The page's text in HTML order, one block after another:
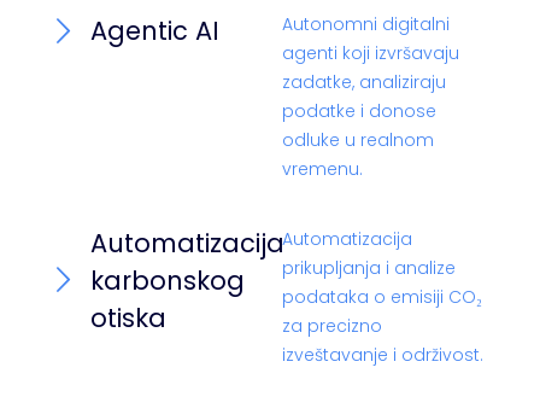
Agentic AI
Autonomni digitalni
agenti koji izvršavaju
zadatke, analiziraju
podatke i donose
odluke u realnom
vremenu.
Automatizacija
karbonskog
otiska
Automatizacija
prikupljanja i analize
podataka o emisiji CO₂
za precizno
izveštavanje i održivost.